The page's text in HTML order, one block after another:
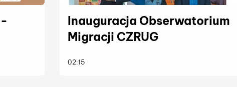
Inauguracja Obserwatorium
Migracji CZRUG
więcej
02:15